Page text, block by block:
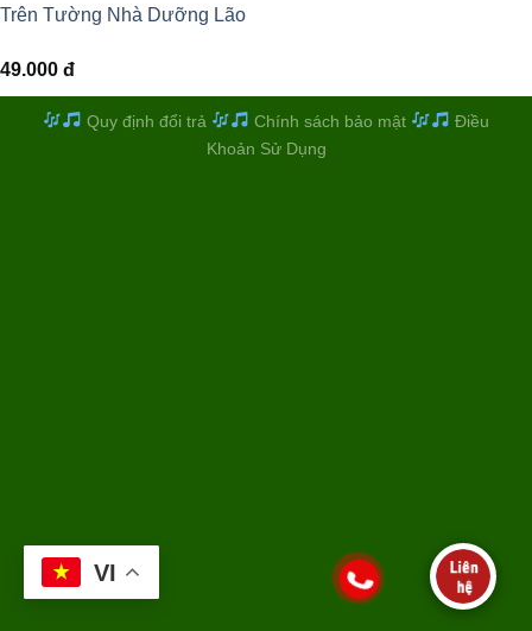
Trên Tường Nhà Dưỡng Lão
49.000 đ
Quy định đổi trả Chính sách bảo mật
Điều
Khoản Sử Dụng
VI